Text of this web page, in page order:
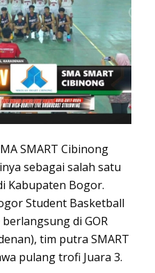
SMART Cibinong
sebagai salah satu
Kabupaten Bogor.
Student Basketball
di GOR
tim putra SMART
pulang trofi Juara 3.